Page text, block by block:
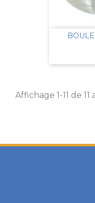
Affichage 1-11 de 11